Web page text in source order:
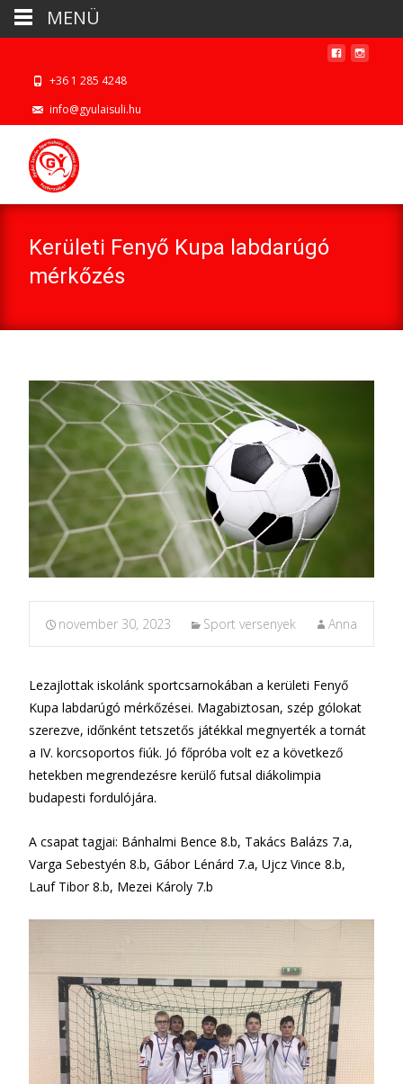
+36 1 285 4248
info@gyulaisuli.hu
Kerületi Fenyő Kupa labdarúgó
mérkőzés
november 30, 2023 Sport versenyek Anna
Lezajlottak iskolánk sportcsarnokában a kerületi Fenyő
Kupa labdarúgó mérkőzései. Magabiztosan, szép gólokat
szerezve, időnként tetszetős játékkal megnyerték a tornát
a IV. korcsoportos fiúk. Jó főpróba volt ez a következő
hetekben megrendezésre kerülő futsal diákolimpia
budapesti fordulójára.
A csapat tagjai: Bánhalmi Bence 8.b, Takács Balázs 7.a,
Varga Sebestyén 8.b, Gábor Lénárd 7.a, Ujcz Vince 8.b,
Lauf Tibor 8.b, Mezei Károly 7.b
MENÜ